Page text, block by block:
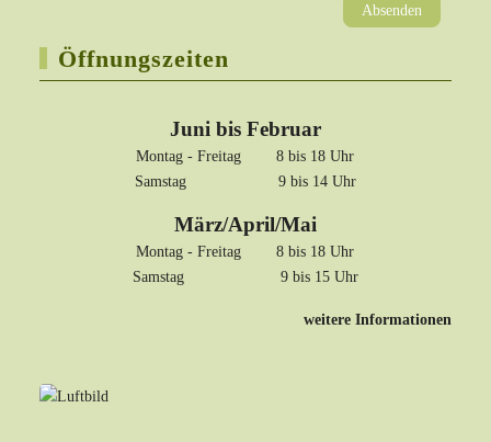
Absenden
Öffnungszeiten
Juni bis Februar
Montag - Freitag 8 bis 18 Uhr
Samstag 9 bis 14 Uhr
März/April/Mai
Montag - Freitag 8 bis 18 Uhr
Samstag 9 bis 15 Uhr
weitere Informationen